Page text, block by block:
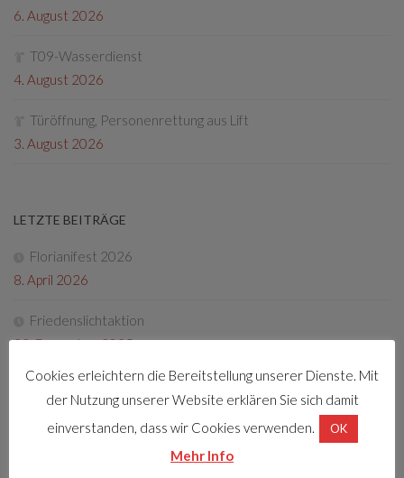
6. August 2026
T09-Wasserdienst
4. August 2026
Türöffnung, Personenrettung aus Lift
3. August 2026
LETZTE BEITRÄGE
Florianifest 2026
8. April 2026
Friedenslichtaktion
22. Dezember 2025
Tag der offenen Tür 2025
4. Oktober 2025
Cookies erleichtern die Bereitstellung unserer Dienste. Mit
der Nutzung unserer Website erklären Sie sich damit
einverstanden, dass wir Cookies verwenden.
OK
Mehr Info